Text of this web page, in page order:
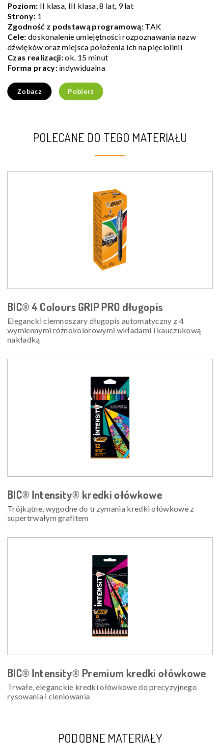
Poziom: II klasa, III klasa, 8 lat, 9 lat
Strony: 1
Zgodność z podstawą programową:TAK
Cele: doskonalenie umiejętności rozpoznawania nazw
dźwięków oraz miejsca położenia ich na pięciolinii
Czas realizacji:ok. 15 minut
Forma pracy:indywidualna
Zobacz Pobierz
POLECANE DO TEGO MATERIAŁU
BIC® 4 Colours GRIP PRO długopis
Elegancki ciemnoszary długopis automatyczny z 4
wymiennymi różnokolorowymi wkładami i kauczukową
nakładką
BIC® Intensity® kredki ołówkowe
Trójkątne, wygodne do trzymania kredki ołówkowe z
supertrwałym grafitem
BIC® Intensity® Premium kredki ołówkowe
Trwałe, eleganckie kredki ołówkowe do precyzyjnego
rysowania i cieniowania
PODOBNE MATERIAŁY